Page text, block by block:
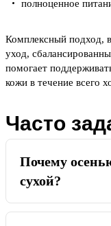
полноценное
Комплексный подход,
уход,
помогает
кожи в течение всего
Часто
Почему
сухой?